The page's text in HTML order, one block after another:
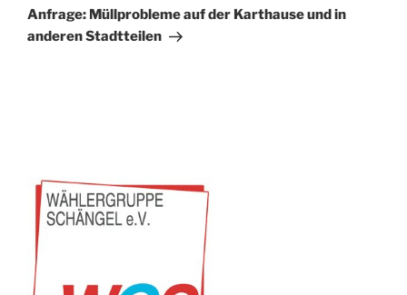
Beitrag
Anfrage: Müllprobleme auf der Karthause und in
anderen Stadtteilen